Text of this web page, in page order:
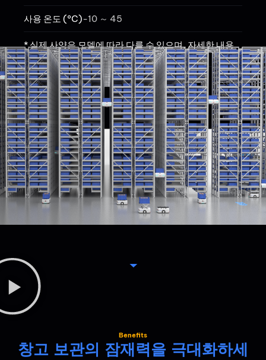
사용 온도 (°C)-10 ～ 45​
* 실제 사양은 모델에 따라 다를 수 있으며, 자세한 내용
은 카탈로그를 참고하시기 바랍니다.
Benefits
창고 보관의 잠재력을 극대화하세